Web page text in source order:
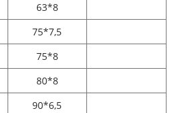
63*8
75*7,5
75*8
80*8
90*6,5